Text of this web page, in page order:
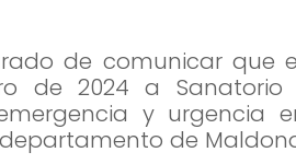
de comunicar que
de 2024 a Sanatorio
y urgencia
de
Estas